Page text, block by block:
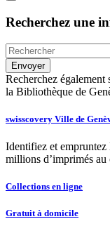
Recherchez une
Recherchez également
la Bibliothèque de
swisscovery Ville de
Identifiez et empruntez
millions d’imprimés au
Collections en ligne
Gratuit à domicile